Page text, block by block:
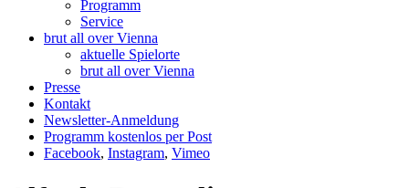
Programm
Service
brut all over Vienna
aktuelle Spielorte
brut all over Vienna
Presse
Kontakt
Newsletter-Anmeldung
Programm kostenlos per Post
Facebook, Instagram, Vimeo